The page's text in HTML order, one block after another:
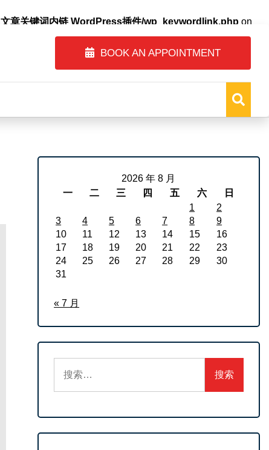
章关键词内链 WordPress插件/wp_keywordlink.php on
BOOK AN APPOINTMENT
2026 年 8 月
一
二 三 四 五 六
日
1
2
3
4 5 6 7 8
9
10
11 12 13 14 15
16
17
18 19 20 21 22
23
24
25 26 27 28 29
30
31
« 7 月
索：